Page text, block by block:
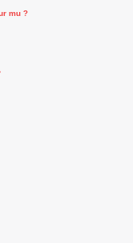
mu ?